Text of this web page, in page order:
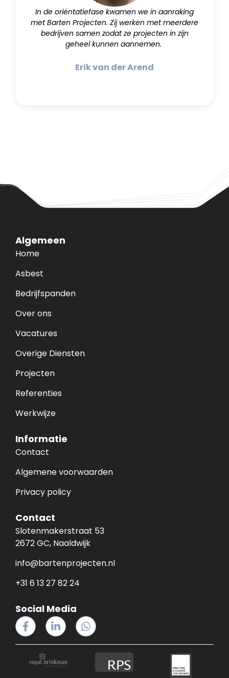
In de oriëntatiefase kwamen we in aanraking
met Barten Projecten. Zij werken met meerdere
bedrijven samen zodat ze projecten in zijn
geheel kunnen aannemen.
Erik van der Arend
Algemeen
Home
Asbest
Bedrijfspanden
Over ons
Vacatures
Overige Diensten
Projecten
Referenties
Werkwijze
Informatie
Contact
Algemene voorwaarden
Privacy policy
Contact
Slotenmakerstraat 53
2672 GC, Naaldwijk
info@bartenprojecten.nl
+31 6 13 27 82 24
Social Media